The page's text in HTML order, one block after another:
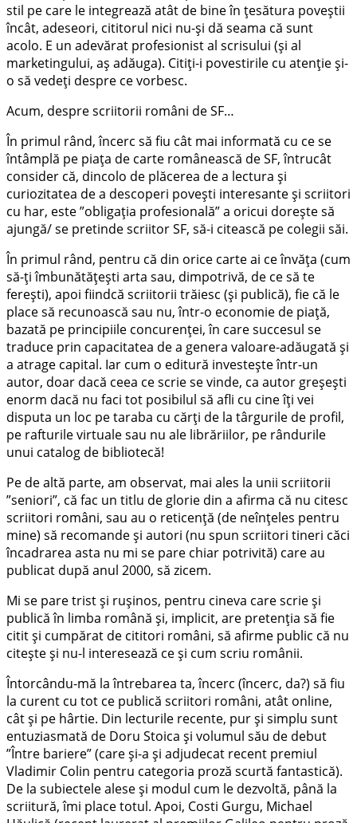
stil pe care le integrează atât de bine în țesătura poveștii
încât, adeseori, cititorul nici nu-și dă seama că sunt
acolo. E un adevărat profesionist al scrisului (și al
marketingului, aș adăuga). Citiți-i povestirile cu atenție și-
o să vedeți despre ce vorbesc.
Acum, despre scriitorii români de SF…
În primul rând, încerc să fiu cât mai informată cu ce se
întâmplă pe piața de carte românească de SF, întrucât
consider că, dincolo de plăcerea de a lectura și
curiozitatea de a descoperi povești interesante și scriitori
cu har, este ”obligația profesională” a oricui dorește să
ajungă/ se pretinde scriitor SF, să-i citească pe colegii săi.
În primul rând, pentru că din orice carte ai ce învăța (cum
să-ți îmbunătățești arta sau, dimpotrivă, de ce să te
ferești), apoi fiindcă scriitorii trăiesc (și publică), fie că le
place să recunoască sau nu, într-o economie de piață,
bazată pe principiile concurenței, în care succesul se
traduce prin capacitatea de a genera valoare-adăugată și
a atrage capital. Iar cum o editură investește într-un
autor, doar dacă ceea ce scrie se vinde, ca autor greșești
enorm dacă nu faci tot posibilul să afli cu cine îți vei
disputa un loc pe taraba cu cărți de la târgurile de profil,
pe rafturile virtuale sau nu ale librăriilor, pe rândurile
unui catalog de bibliotecă!
Pe de altă parte, am observat, mai ales la unii scriitorii
”seniori”, că fac un titlu de glorie din a afirma că nu citesc
scriitori români, sau au o reticență (de neînțeles pentru
mine) să recomande și autori (nu spun scriitori tineri căci
încadrarea asta nu mi se pare chiar potrivită) care au
publicat după anul 2000, să zicem.
Mi se pare trist și rușinos, pentru cineva care scrie și
publică în limba română și, implicit, are pretenția să fie
citit și cumpărat de cititori români, să afirme public că nu
citește și nu-l interesează ce și cum scriu românii.
Întorcându-mă la întrebarea ta, încerc (încerc, da?) să fiu
la curent cu tot ce publică scriitori români, atât online,
cât și pe hârtie. Din lecturile recente, pur și simplu sunt
entuziasmată de Doru Stoica și volumul său de debut
”Între bariere” (care și-a și adjudecat recent premiul
Vladimir Colin pentru categoria proză scurtă fantastică).
De la subiectele alese și modul cum le dezvoltă, până la
scriitură, îmi place totul. Apoi, Costi Gurgu, Michael